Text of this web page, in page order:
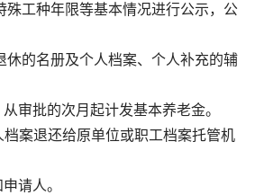
工种年限等基本情况进行公示，公
的名册及个人档案、个人补充的辅
审批的次月起计发基本养老金。
案退还给原单位或职工档案托管机
请人。